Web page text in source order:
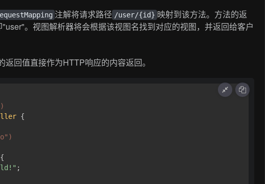
注解将请求路径 /user/{id} 映射到该方法。方法的返
。视图解析器将会根据该视图名找到对应的视图，并返回给客户
返回值直接作为HTTP响应的内容返回。
{
{
;